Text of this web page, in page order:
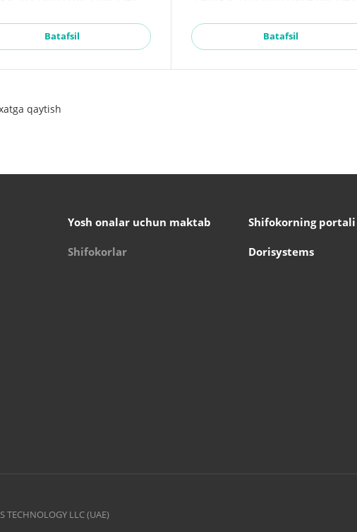
Batafsil Batafsil
qaytish
Yosh onalar uchun maktab
Shifokorlar
Shifokorning portali
Dorisystems
LLC (UAE)